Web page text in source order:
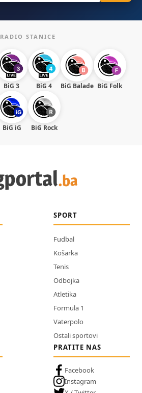
RADIO STANICE
BiG 3 BiG 4 BiG Balade BiG Folk
BiG iG BiG Rock
SPORT
Fudbal
Košarka
Tenis
Odbojka
Atletika
Formula 1
Vaterpolo
Ostali sportovi
PRATITE NAS
Facebook
Instagram